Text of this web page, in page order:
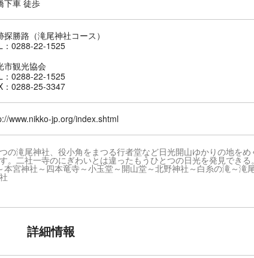
下車 徒歩
探勝路（滝尾神社コース）
：0288-22-1525
市観光協会
：0288-22-1525
：0288-25-3347
www.nikko-jp.org/index.shtml
滝尾神社、役小角をまつる行者堂など日光開山ゆかりの地をめ
。二社一寺のにぎわいとは違ったもうひとつの日光を発見できる
宮神社～四本竜寺～小玉堂～開山堂～北野神社～白糸の滝～滝
詳細情報